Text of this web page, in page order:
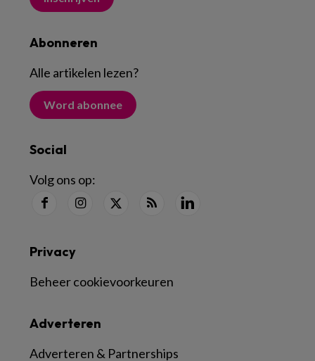
Abonneren
Alle artikelen lezen?
Word abonnee
Social
Volg ons op:
Adverteren
Adverteren & Partnerships
Privacy
Beheer cookievoorkeuren